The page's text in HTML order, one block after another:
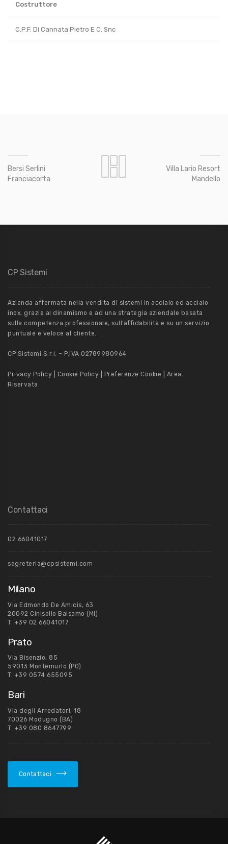
Costruttore
C.P.F. Di Cannata Pietro E C. Snc
Bersi Serlini
Franciacorta
Villa Lario Resort
Mandello
CP Sistemi
Azienda affermata nella vendita di sistemi in acciaio ed acciaio
inox, grazie al dinamismo e ad una strategia aziendale basata
sulla competenza professionale, sull’affidabilità e su un servizio
puntuale e veloce al cliente.
CP Sistemi S.r.l. – P.IVA 02789980964
Privacy Policy Cookie Policy Preferenze Cookie
Area
Riservata
Contattaci
02 66041017
segreteria@cpsistemi.com
Milano
Via Edmondo De Amicis, 63
20092 Cinisello Balsamo (MI)
T. +39 02 66041017
Prato
Via Bisenzio, 85
59013 Montemurlo (PO)
T. +39 0574 655095
Bari
Via degli Arredatori, 18
70026 Modugno (BA)
T. +39 080 8647799
Contattaci